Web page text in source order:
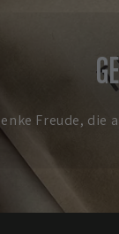
Freude, die